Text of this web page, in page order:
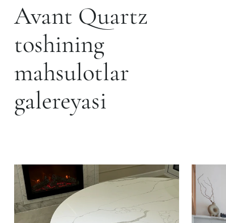
Avant Quartz
toshining
mahsulotlar
galereyasi